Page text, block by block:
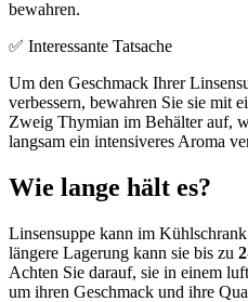
bewahren.
✅ Interessante Tatsache
Um den Geschmack Ihrer
verbessern, bewahren Sie sie mit
Zweig Thymian im Behälter auf,
langsam ein intensiveres Aroma
Wie lange hält es?
Linsensuppe kann im Kühlschrank
längere Lagerung kann sie bis zu
Achten Sie darauf, sie in einem
um ihren Geschmack und ihre